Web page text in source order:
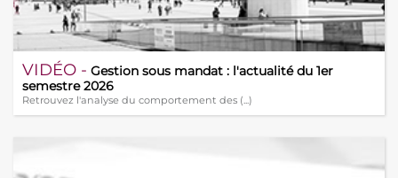
VIDÉO - Gestion sous mandat : l'actualité du 1er
semestre 2026
Retrouvez l'analyse du comportement des (...)